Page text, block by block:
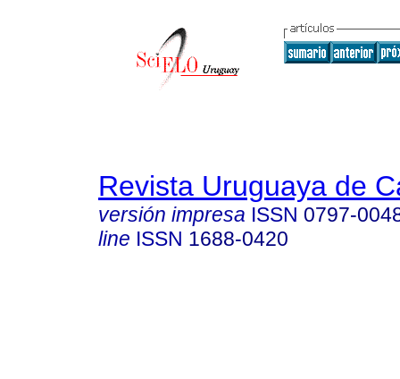
Revista Uruguaya de
versión impresa ISSN 0797-
line ISSN 1688-0420